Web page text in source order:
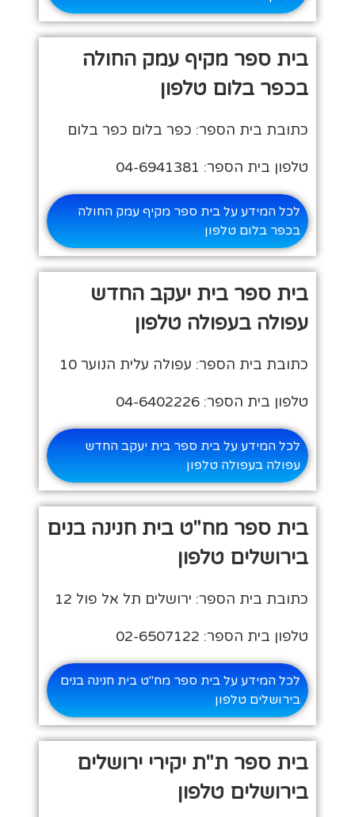
בית ספר מקיף עמק החולה
בכפר בלום טלפון
כתובת בית הספר: כפר בלום כפר בלום
טלפון בית הספר: 04-6941381
לכל המידע על בית ספר מקיף עמק החולה
בכפר בלום טלפון
בית ספר בית יעקב החדש
עפולה בעפולה טלפון
כתובת בית הספר: עפולה עלית הנוער 10
טלפון בית הספר: 04-6402226
לכל המידע על בית ספר בית יעקב החדש
עפולה בעפולה טלפון
בית ספר מח"ט בית חנינה בנים
בירושלים טלפון
כתובת בית הספר: ירושלים תל אל פול 12
טלפון בית הספר: 02-6507122
לכל המידע על בית ספר מח"ט בית חנינה בנים
בירושלים טלפון
בית ספר ת"ת יקירי ירושלים
בירושלים טלפון